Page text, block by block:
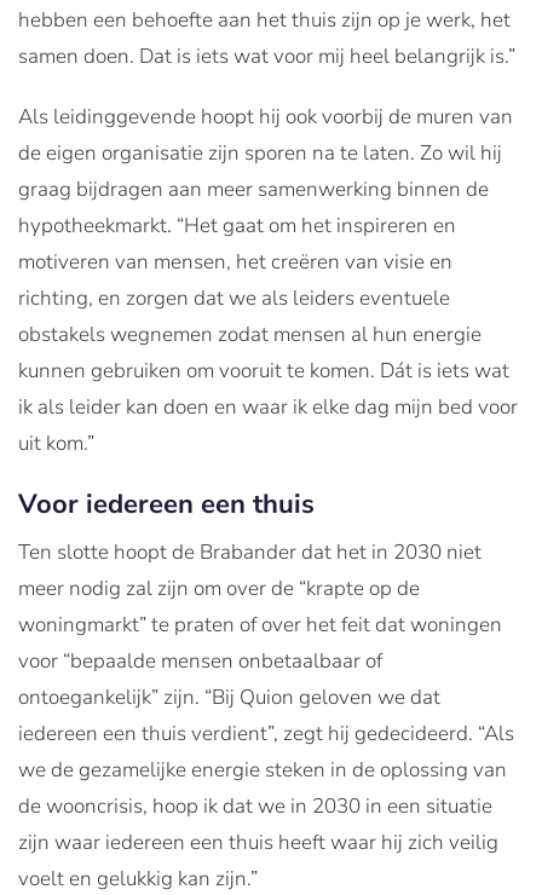
hebben een behoefte aan het thuis zijn op je werk, het
samen doen. Dat is iets wat voor mij heel belangrijk is.”
Als leidinggevende hoopt hij ook voorbij de muren van
de eigen organisatie zijn sporen na te laten. Zo wil hij
graag bijdragen aan meer samenwerking binnen de
hypotheekmarkt. “Het gaat om het inspireren en
motiveren van mensen, het creëren van visie en
richting, en zorgen dat we als leiders eventuele
obstakels wegnemen zodat mensen al hun energie
kunnen gebruiken om vooruit te komen. Dát is iets wat
ik als leider kan doen en waar ik elke dag mijn bed voor
uit kom.”
Voor iedereen een thuis
Ten slotte hoopt de Brabander dat het in 2030 niet
meer nodig zal zijn om over de “krapte op de
woningmarkt” te praten of over het feit dat woningen
voor “bepaalde mensen onbetaalbaar of
ontoegankelijk” zijn. “Bij Quion geloven we dat
iedereen een thuis verdient”, zegt hij gedecideerd. “Als
we de gezamelijke energie steken in de oplossing van
de wooncrisis, hoop ik dat we in 2030 in een situatie
zijn waar iedereen een thuis heeft waar hij zich veilig
voelt en gelukkig kan zijn.”